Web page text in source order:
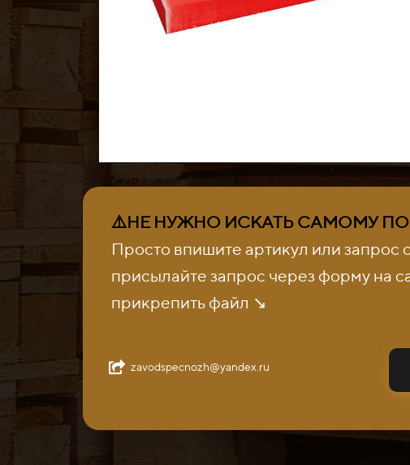
⚠️НЕ НУЖНО ИСКАТЬ САМОМУ ПО
Просто впишите артикул или запрос
присылайте запрос через форму на
прикрепить файл ↘️
zavodspecnozh@yandex.ru